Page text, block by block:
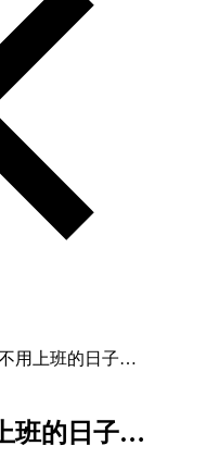
用上班的日子…
班的日子…